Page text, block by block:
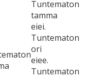
Tuntematon
tamma
eiei.
Tuntematon
ori
eiee.
Tuntematon